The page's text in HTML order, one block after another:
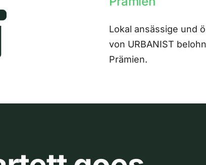
Lokal ansässige und
von URBANIST
Prämien.